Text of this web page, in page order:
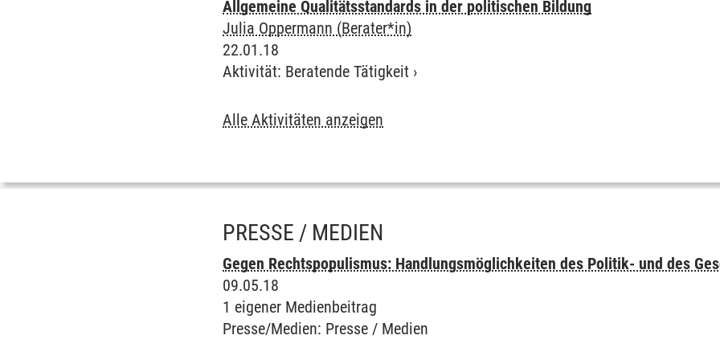
Allgemeine Qualitätsstandards in der politischen Bildung
Julia Oppermann (Berater*in)
22.01.18
Aktivität: Beratende Tätigkeit ›
Alle Aktivitäten anzeigen
PRESSE / MEDIEN
Gegen Rechtspopulismus: Handlungsmöglichkeiten des Politik- und des
09.05.18
1 eigener Medienbeitrag
Presse/Medien: Presse / Medien